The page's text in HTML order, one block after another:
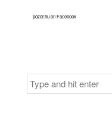
pozor.huon Facebook
Search
for: